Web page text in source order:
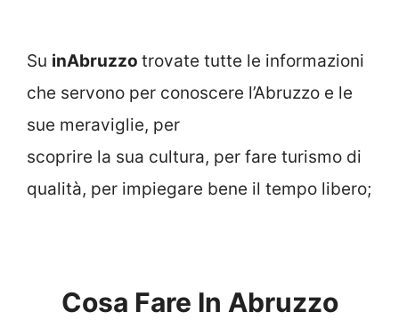
Su inAbruzzo trovate tutte le informazioni
che servono per conoscere l’Abruzzo e le
sue meraviglie, per
scoprire la sua cultura, per fare turismo di
qualità, per impiegare bene il tempo libero;
Cosa Fare In Abruzzo